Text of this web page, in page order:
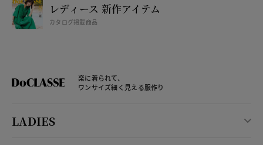
レディース 新作アイテム
カタログ掲載商品
楽に着られて、
ワンサイズ細く見える服作り
LADIES